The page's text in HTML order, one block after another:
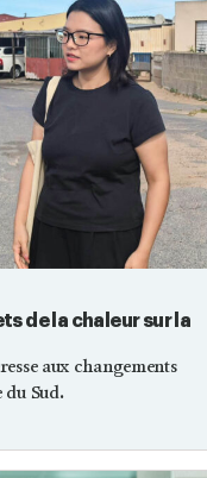
de la chaleur sur la
aux changements
du Sud.